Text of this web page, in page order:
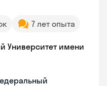
7 лет опыта
Университет имени